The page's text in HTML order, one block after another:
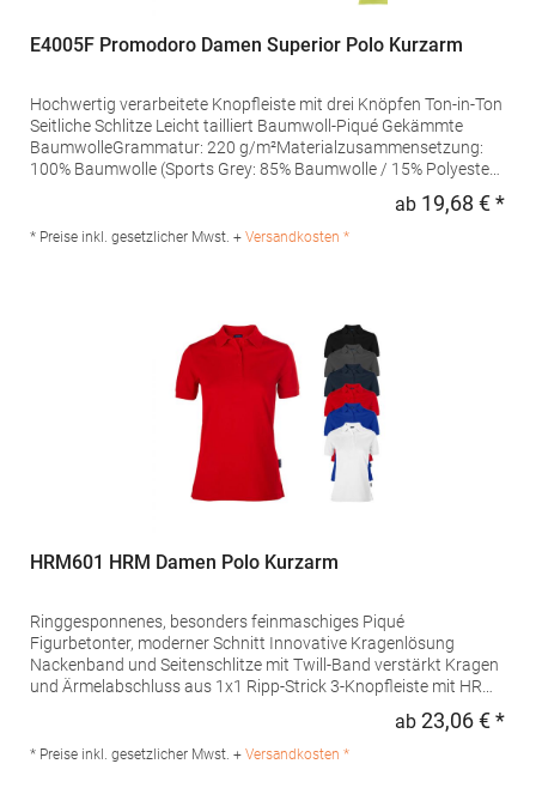
E4005F Promodoro Damen Superior Polo Kurzarm
Hochwertig verarbeitete Knopfleiste mit drei Knöpfen Ton-in-Ton
Seitliche Schlitze Leicht tailliert Baumwoll-Piqué Gekämmte
BaumwolleGrammatur: 220 g/m²Materialzusammensetzung:
100% Baumwolle (Sports Grey: 85% Baumwolle / 15% Polyester),
Produktsicherheit: Herst.-Nr.: 4005FHersteller: Promodoro
Fashion GmbH Am Gatherhof 57 40472 Düsseldorf Deutschland
ab 19,68 € *
* Preise inkl. gesetzlicher Mwst. + Versandkosten *
HRM601 HRM Damen Polo Kurzarm
Ringgesponnenes, besonders feinmaschiges Piqué
Figurbetonter, moderner Schnitt Innovative Kragenlösung
Nackenband und Seitenschlitze mit Twill-Band verstärkt Kragen
und Ärmelabschluss aus 1x1 Ripp-Strick 3-Knopfleiste mit HRM-
waschbarTrockner geeignetGrammatur: 180
ab 23,06 € *
* Preise inkl. gesetzlicher Mwst. + Versandkosten *